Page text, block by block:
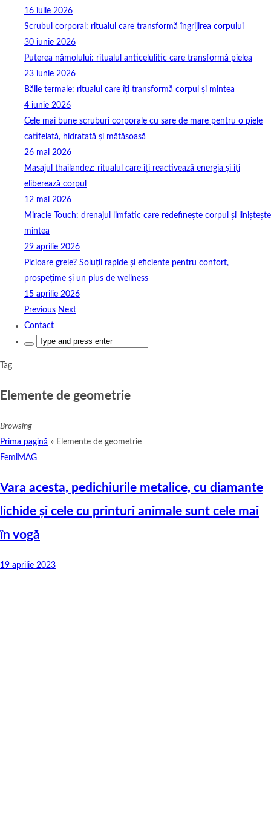
16 iulie 2026
Scrubul corporal: ritualul care transformă îngrijirea corpului
30 iunie 2026
Puterea nămolului: ritualul anticelulitic care transformă pielea
23 iunie 2026
Băile termale: ritualul care îți transformă corpul și mintea
4 iunie 2026
Cele mai bune scruburi corporale cu sare de mare pentru o piele
catifelată, hidratată și mătăsoasă
26 mai 2026
Masajul thailandez: ritualul care îți reactivează energia și îți
eliberează corpul
12 mai 2026
Miracle Touch: drenajul limfatic care redefinește corpul și liniștește
mintea
29 aprilie 2026
Picioare grele? Soluții rapide și eficiente pentru confort,
prospețime și un plus de wellness
15 aprilie 2026
Previous Next
Contact
Search
Tag
Elemente de geometrie
Browsing
Prima pagină » Elemente de geometrie
FemiMAG
Vara acesta, pedichiurile metalice, cu diamante
lichide și cele cu printuri animale sunt cele mai
în vogă
19 aprilie 2023